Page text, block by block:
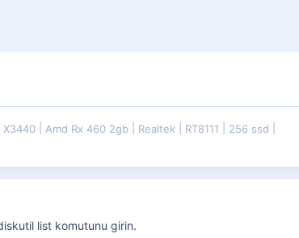
X3440 Amd Rx 460 2gb Realtek RT8111 256 ssd
list komutunu girin.